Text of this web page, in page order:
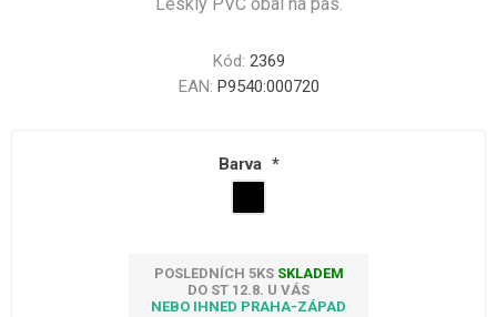
Kód: 2369
EAN: P9540:000720
Barva *
POSLEDNÍCH 5KS SKLADEM
DO ST 12.8. U VÁS
NEBO IHNED PRAHA-ZÁPAD